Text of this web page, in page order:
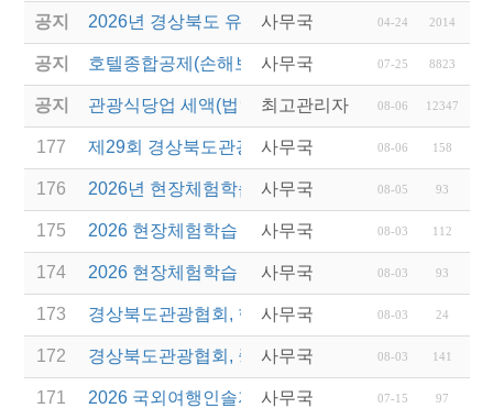
공지 2026년 경상북도 유니크베뉴를 활용한 MICE행사
사무국 04-24 2014
공지 호텔종합공제(손해보험) 서비스 안내
사무국 07-25 8823
공지 관광식당업 세액(법인세 및 소득세)감면 제도 안내
최고관리자 08-06 12347
177 제29회 경상북도관광기념품공모전 결과발표
사무국 08-06 158
176 2026년 현장체험학습 안전과정(신규.재강습) 교육
사무국 08-05 93
175 2026 현장체험학습 안전과정 교육(신규. 재강습)
사무국 08-03 112
174 2026 현장체험학습 안전과정(신규. 재강습) 교육 성
사무국 08-03 93
173 경상북도관광협회, 현장체험학습 안전과정 교육 성
사무국 08-03 24
172 경상북도관광협회, 중국 단동 해외여행상품 개발 팸
사무국 08-03 141
171 2026 국외여행인솔자 소양과정 연간 일정 안내
사무국 07-15 97